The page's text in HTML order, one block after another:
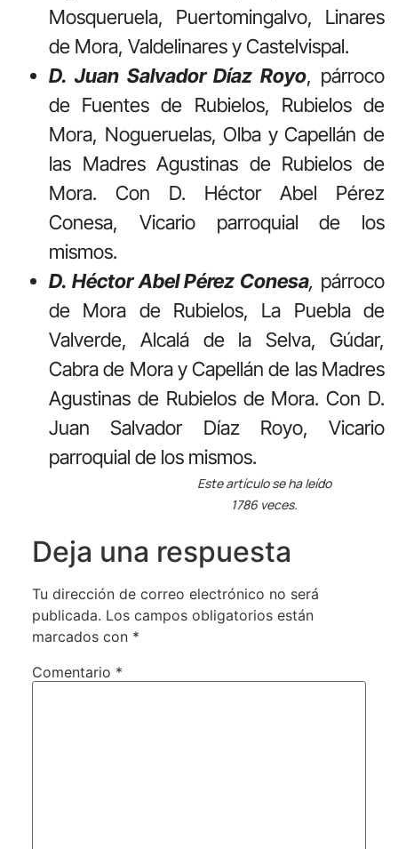
Mosqueruela, Puertomingalvo, Linares
de Mora, Valdelinares y Castelvispal.
D. Juan Salvador Díaz Royo, párroco
de Fuentes de Rubielos, Rubielos de
Mora, Nogueruelas, Olba y Capellán de
las Madres Agustinas de Rubielos de
Mora. Con D. Héctor Abel Pérez
Conesa, Vicario parroquial de los
mismos.
D. Héctor Abel Pérez Conesa, párroco
de Mora de Rubielos, La Puebla de
Valverde, Alcalá de la Selva, Gúdar,
Cabra de Mora y Capellán de las Madres
Agustinas de Rubielos de Mora. Con D.
Juan Salvador Díaz Royo, Vicario
parroquial de los mismos.
Este artículo se ha leído
1786 veces.
Deja una respuesta
Tu dirección de correo electrónico no será
publicada. Los campos obligatorios están
marcados con *
Comentario *